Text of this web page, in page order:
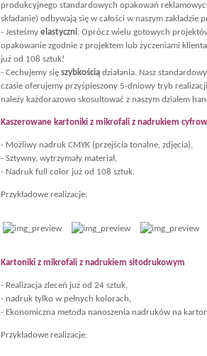
produkcyjnego standardowych opakowań
składanie) odbywają się w całości w naszym zakładzie
- Jesteśmy elastyczni. Oprócz wielu gotowych
opakowanie zgodnie z projektem lub życzeniami
już od 108 sztuk!
- Cechujemy się szybkością działania. Nasz
czasie oferujemy przyśpieszony 5-dniowy tryb
należy każdorazowo skosultować z naszym działem
Kaszerowane kartoniki z mikrofali z nadrukiem
- Możliwy nadruk CMYK (przejścia tonalne, zdjęcia),
- Sztywny, wytrzymały materiał,
- Nadruk full color już od 108 sztuk.
Przykładowe realizacje:
Kartoniki z mikrofali z nadrukiem sitodrukowym
- Realizacja zleceń już od 24 sztuk,
- nadruk tylko w pełnych kolorach,
- Ekonomiczna metoda nanoszenia nadruków na
Przykładowe realizacje: